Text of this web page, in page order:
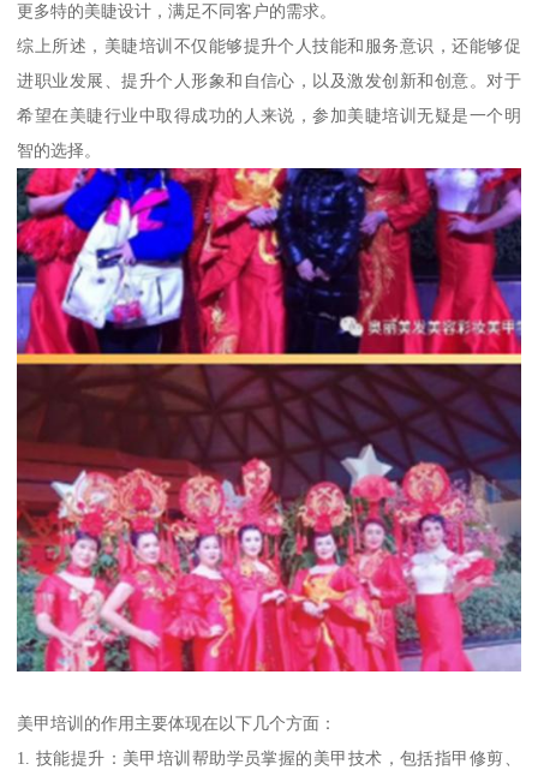
更多特的美睫设计，满足不同客户的需求。
综上所述，美睫培训不仅能够提升个人技能和服务意识，还能够促
进职业发展、提升个人形象和自信心，以及激发创新和创意。对于
希望在美睫行业中取得成功的人来说，参加美睫培训无疑是一个明
智的选择。
美甲培训的作用主要体现在以下几个方面：
1. 技能提升：美甲培训帮助学员掌握的美甲技术，包括指甲修剪、